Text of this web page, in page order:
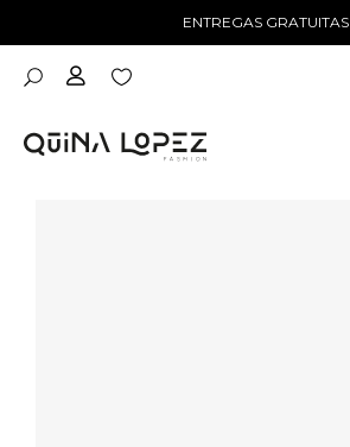
ENTREGAS GRATUITAS